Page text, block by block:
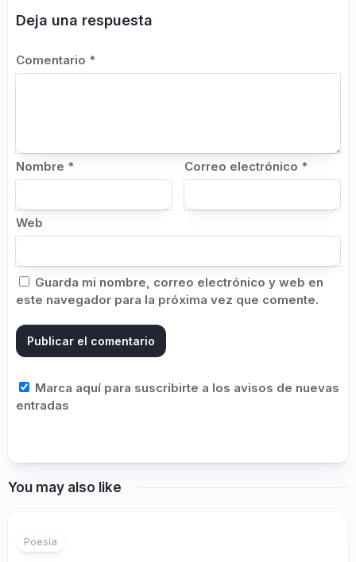
Deja una respuesta
Comentario *
Nombre * Correo electrónico *
Web
Guarda mi nombre, correo electrónico y web en
este navegador para la próxima vez que comente.
Marca aquí para suscribirte a los avisos de nuevas
entradas
You may also like
Poesía